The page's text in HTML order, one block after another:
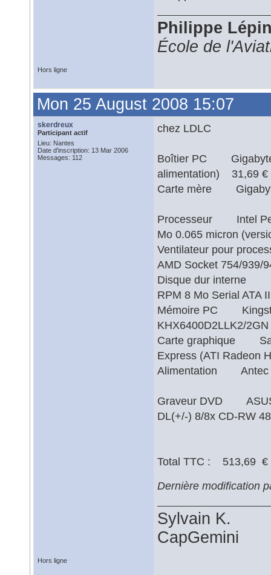
Philippe
École de
Hors ligne
Mon 25 August 2008 15:07
skerdreux
Participant actif
Lieu: Nantes
Date d'inscription: 13 Mar 2006
Messages: 112
chez LDLC
Boîtier PC Gigabyte
alimentation)
Carte mère
Processeur Intel
Mo 0.065 micron
Ventilateur pour
AMD Socket 754/
Disque dur interne
RPM 8 Mo Serial
Mémoire PC
KHX6400D2LLK2/
Carte graphique
Express (ATI
Alimentation Antec
Graveur DVD
DL(+/-) 8/8x CD-RW
Total TTC : 513,69 €
Dernière modification
Sylvain K.
CapGemini
Hors ligne